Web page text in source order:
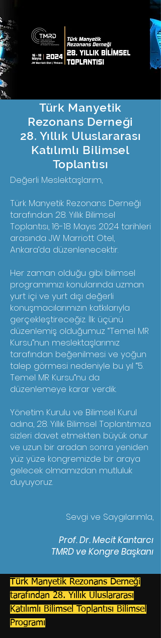
Türk Manyetik
Rezonans Derneği
28. Yıllık Uluslararası
Katılımlı Bilimsel
Toplantısı
Değerli Meslektaşlarım,
Türk Manyetik Rezonans Derneği
tarafından 28. Yıllık Bilimsel
Toplantısı, 16-18 Mayıs 2024 tarihleri
arasında JW Marriott Otel,
Ankara’da düzenlenecektir.
Her zaman olduğu gibi bilimsel
programımızı konularında uzman
yurt içi ve yurt dışı değerli
konuşmacılarımızın katkılarıyla
gerçekleştireceğiz. İlk üçünü
düzenlemiş olduğumuz “Temel MR
Kursu”nun meslektaşlarımız
tarafından beğenilmesi ve yoğun
talep görmesi nedeniyle bu yıl “5.
Temel MR Kursu”nu da
düzenlemeye karar verdik.
Yönetim Kurulu ve Bilimsel Kurul
adına, 28. Yıllık Bilimsel Toplantımıza
sizleri davet etmekten büyük onur
ve uzun bir aradan sonra yeniden
yüz yüze kongremizde bir araya
gelecek olmamızdan mutluluk
duyuyoruz.
Sevgi ve Saygılarımla,
Prof. Dr. Mecit Kantarcı
TMRD ve Kongre Başkanı
Türk Manyetik Rezonans Derneği
tarafından 28. Yıllık Uluslararası
Katılımlı Bilimsel Toplantısı Bilimsel
Programı